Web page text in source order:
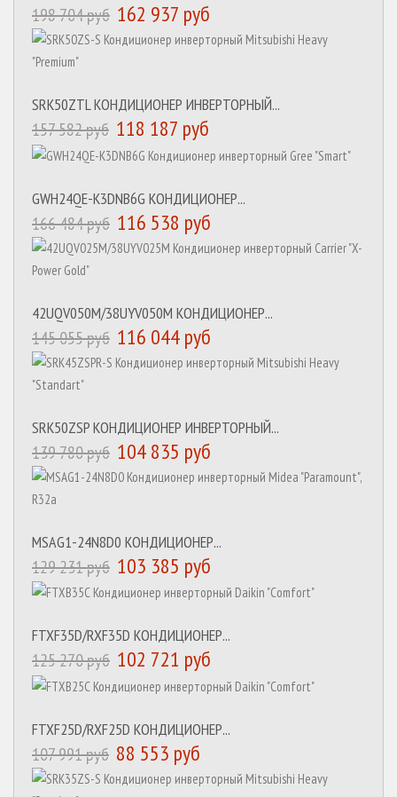
198 704 руб 162 937 руб
SRK50ZTL КОНДИЦИОНЕР ИНВЕРТОРНЫЙ...
157 582 руб 118 187 руб
GWH24QE-K3DNB6G КОНДИЦИОНЕР...
166 484 руб 116 538 руб
42UQV050M/38UYV050M КОНДИЦИОНЕР...
145 055 руб 116 044 руб
SRK50ZSP КОНДИЦИОНЕР ИНВЕРТОРНЫЙ...
139 780 руб 104 835 руб
MSAG1-24N8D0 КОНДИЦИОНЕР...
129 231 руб 103 385 руб
FTXF35D/RXF35D КОНДИЦИОНЕР...
125 270 руб 102 721 руб
FTXF25D/RXF25D КОНДИЦИОНЕР...
107 991 руб 88 553 руб